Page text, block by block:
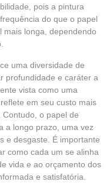
pois a pintura
do que o papel
mais longa, dependendo
uma diversidade de
profundidade e caráter a
vista como uma
em seu custo mais
o papel de
a longo prazo, uma vez
e desgaste. É importante
como cada um se alinha
vida e ao orçamento dos
e satisfatória.